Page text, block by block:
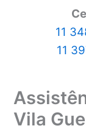
11
11
Vila